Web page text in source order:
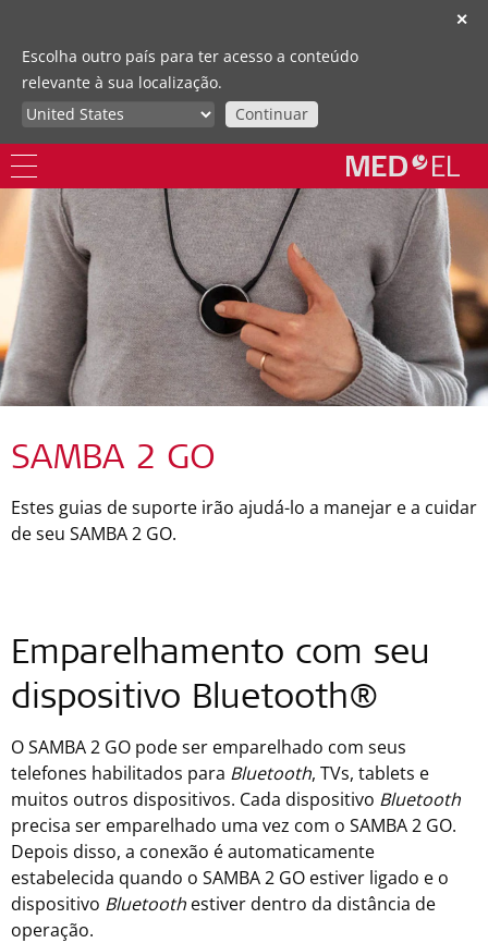
✕
Escolha outro país para ter acesso a conteúdo
relevante à sua localização.
Continuar
SAMBA 2 GO
Estes guias de suporte irão ajudá-lo a manejar e a cuidar
de seu SAMBA 2 GO.
Emparelhamento com seu
dispositivo Bluetooth®
O SAMBA 2 GO pode ser emparelhado com seus
telefones habilitados para Bluetooth, TVs, tablets e
muitos outros dispositivos. Cada dispositivo Bluetooth
precisa ser emparelhado uma vez com o SAMBA 2 GO.
Depois disso, a conexão é automaticamente
estabelecida quando o SAMBA 2 GO estiver ligado e o
dispositivo Bluetooth estiver dentro da distância de
operação.